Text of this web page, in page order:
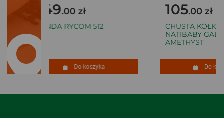
349.00 zł
SONDA RYCOM 512
Do koszyka
105.00 zł
CHUSTA
NATIBABY
AMETHYST
Do